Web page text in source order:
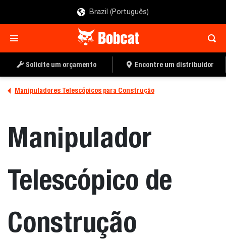
Brazil (Português)
Solicite um orçamento Encontre um distribuidor
Manipuladores Telescópicos para Construção
Manipulador
Telescópico de
Construção
ENCONTRE UMA